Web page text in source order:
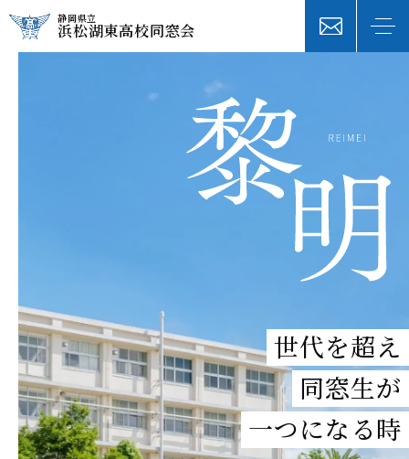
静岡県立
浜松湖東高校同窓会
世代を超え
同窓生が
一つになる時